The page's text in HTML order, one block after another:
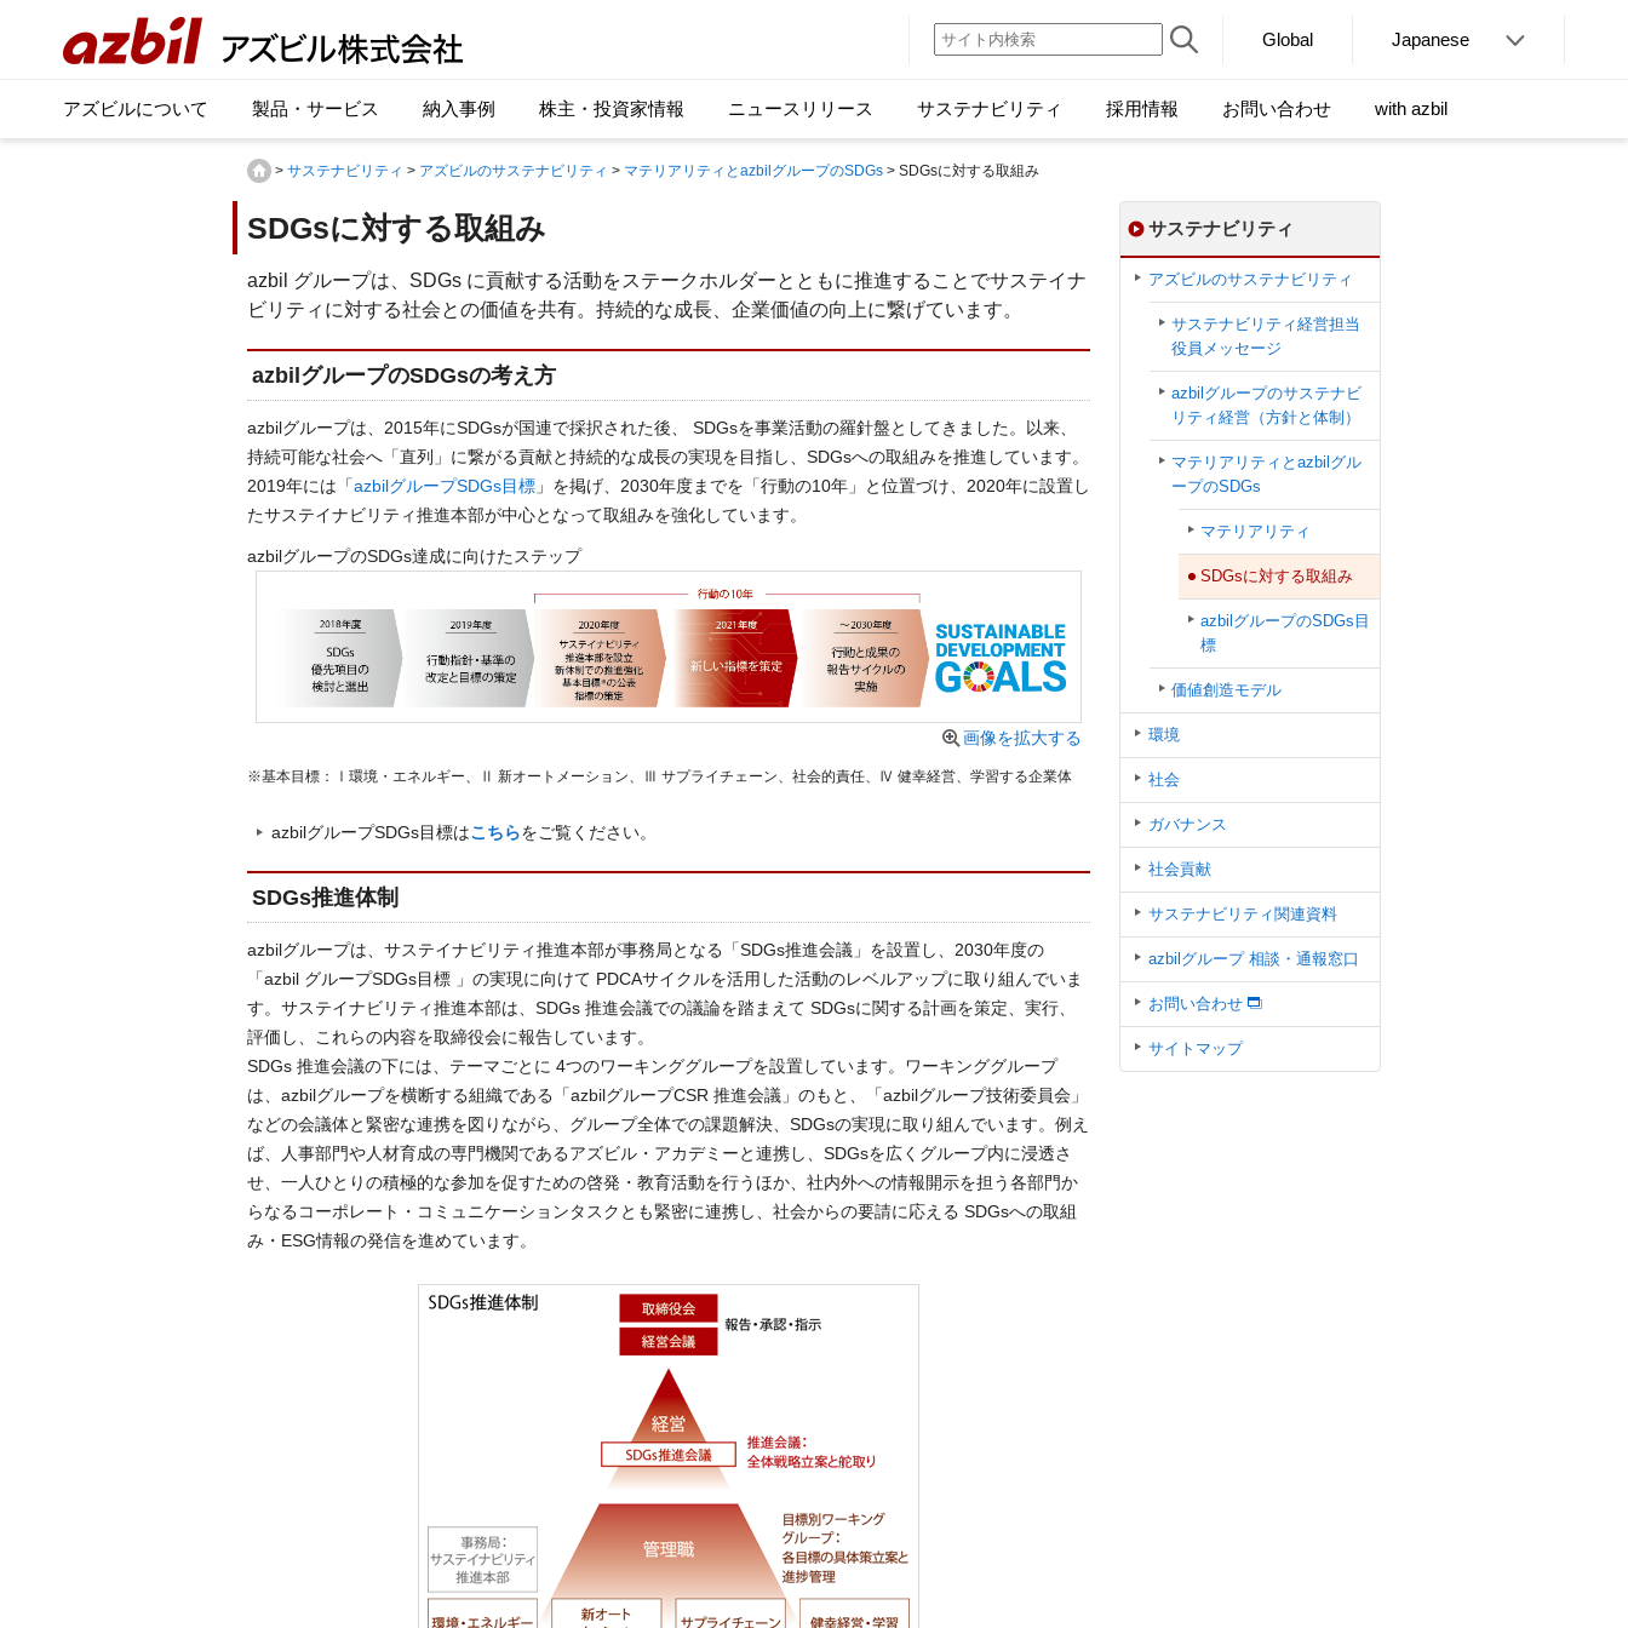
Global Japanese
アズビルについて 製品・サービス 納入事例 株主・投資家情報 ニュースリリース サステナビリティ 採用情報 お問い合わせ with azbil
> サステナビリティ > アズビルのサステナビリティ > マテリアリティとazbilグループのSDGs > SDGsに対する取組み
SDGsに対する取組み
azbil グループは、SDGs に貢献する活動をステークホルダーとともに推進することでサステイナ
ビリティに対する社会との価値を共有。持続的な成長、企業価値の向上に繋げています。
azbilグループのSDGsの考え方
azbilグループは、2015年にSDGsが国連で採択された後、 SDGsを事業活動の羅針盤としてきました。以来、
持続可能な社会へ「直列」に繋がる貢献と持続的な成長の実現を目指し、SDGsへの取組みを推進しています。
2019年には「azbilグループSDGs目標 」を掲げ、2030年度までを「行動の10年」と位置づけ、2020年に設置し
たサステイナビリティ推進本部が中心となって取組みを強化しています。
azbilグループのSDGs達成に向けたステップ
画像を拡大する
※基本目標：Ⅰ環境・エネルギー、Ⅱ 新オートメーション、Ⅲ サプライチェーン、社会的責任、Ⅳ 健幸経営、学習する企業体
azbilグループSDGs目標はこちらをご覧ください。
SDGs推進体制
azbilグループは、サステイナビリティ推進本部が事務局となる「SDGs推進会議」を設置し、2030年度の
「azbil グループSDGs目標 」の実現に向けて PDCAサイクルを活用した活動のレベルアップに取り組んでいま
す。サステイナビリティ推進本部は、SDGs 推進会議での議論を踏まえて SDGsに関する計画を策定、実行、
評価し、これらの内容を取締役会に報告しています。
SDGs 推進会議の下には、テーマごとに 4つのワーキンググループを設置しています。ワーキンググループ
は、azbilグループを横断する組織である「azbilグループCSR 推進会議」のもと、「azbilグループ技術委員会」
などの会議体と緊密な連携を図りながら、グループ全体での課題解決、SDGsの実現に取り組んでいます。例え
ば、人事部門や人材育成の専門機関であるアズビル・アカデミーと連携し、SDGsを広くグループ内に浸透さ
せ、一人ひとりの積極的な参加を促すための啓発・教育活動を行うほか、社内外への情報開示を担う各部門か
らなるコーポレート・コミュニケーションタスクとも緊密に連携し、社会からの要請に応える SDGsへの取組
み・ESG情報の発信を進めています。
サステナビリティ
アズビルのサステナビリティ
サステナビリティ経営担当
役員メッセージ
azbilグループのサステナビ
リティ経営（方針と体制）
マテリアリティとazbilグル
ープのSDGs
マテリアリティ
SDGsに対する取組み
azbilグループのSDGs目
標
価値創造モデル
環境
社会
ガバナンス
社会貢献
サステナビリティ関連資料
azbilグループ 相談・通報窓口
お問い合わせ
サイトマップ